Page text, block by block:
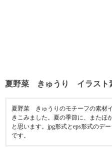
夏野菜 きゅうり イラスト
夏野菜 きゅうりのモチーフの素材
きこみました。夏の季節に、またほ
と思います。jpg形式とeps形式のデ
です。